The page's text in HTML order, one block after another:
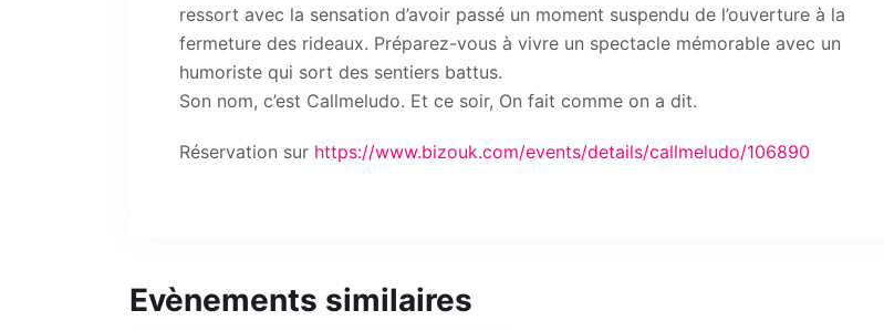
ressort avec la sensation d’avoir passé un moment suspendu de l’ouverture à la
fermeture des rideaux. Préparez-vous à vivre un spectacle mémorable avec un
humoriste qui sort des sentiers battus.
Son nom, c’est Callmeludo. Et ce soir, On fait comme on a dit.
Réservation sur https://www.bizouk.com/events/details/callmeludo/106890
Evènements similaires